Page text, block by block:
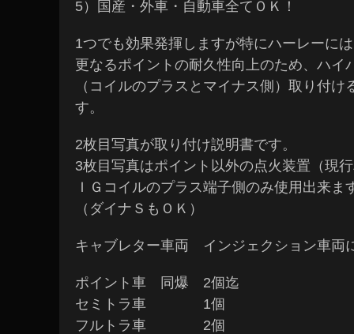
5）国産・外車・自動車全てＯＫ！
1つでも効果発揮しますが特にハーレーには
更なるポイントの耐久性向上のため、ハイ
（コイルのプラスとマイナス側）取り付
す。
2枚目写真が取り付け説明書です。
3枚目写真はポイント以外の点火装置（現
ＩＧコイルのプラス端子側のみ使用出来ま
（ダイナＳもＯＫ）
キャブレター車両 インジェクション車両
ポイント車 同爆 2個迄
セミトラ車 1個
フルトラ車 2個